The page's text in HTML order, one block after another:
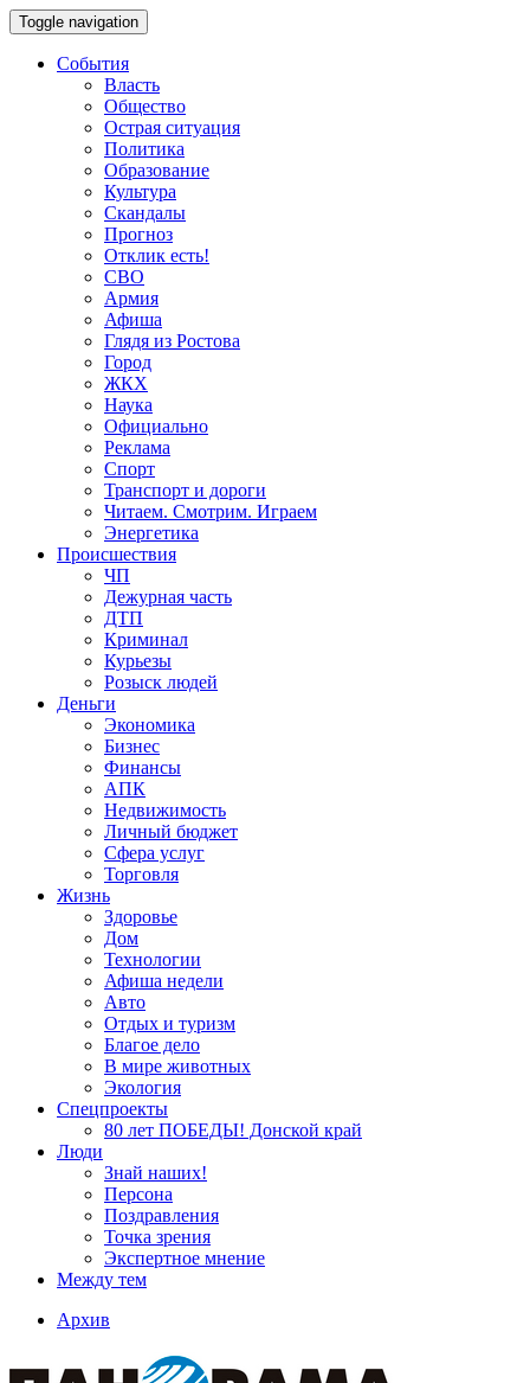
Toggle navigation
События
Власть
Общество
Острая ситуация
Политика
Образование
Культура
Скандалы
Прогноз
Отклик есть!
СВО
Армия
Афиша
Глядя из Ростова
Город
ЖКХ
Наука
Официально
Реклама
Спорт
Транспорт и дороги
Читаем. Смотрим. Играем
Энергетика
Происшествия
ЧП
Дежурная часть
ДТП
Криминал
Курьезы
Розыск людей
Деньги
Экономика
Бизнес
Финансы
АПК
Недвижимость
Личный бюджет
Сфера услуг
Торговля
Жизнь
Здоровье
Дом
Технологии
Афиша недели
Авто
Отдых и туризм
Благое дело
В мире животных
Экология
Спецпроекты
80 лет ПОБЕДЫ! Донской край
Люди
Знай наших!
Персона
Поздравления
Точка зрения
Экспертное мнение
Между тем
Архив